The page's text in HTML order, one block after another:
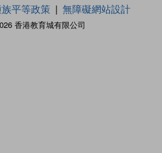
香港教育城有限公司
平等政策 無障礙網站設計